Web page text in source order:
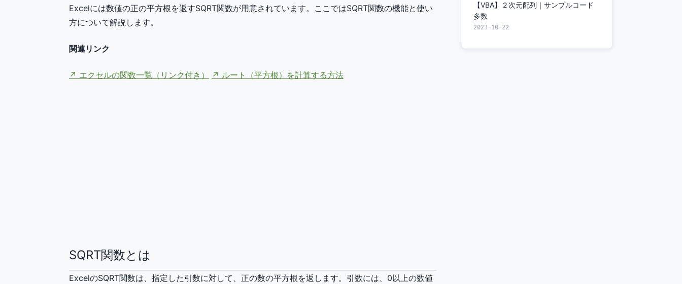
Excelには数値の正の平方根を返すSQRT関数が用意されています。ここではSQRT関数の機能と使い
方について解説します。
関連リンク
エクセルの関数一覧（リンク付き） ルート（平方根）を計算する方法
SQRT関数とは
ExcelのSQRT関数は、指定した引数に対して、正の数の平方根を返します。引数には、0以上の数値
【VBA】２次元配列｜サンプルコード
多数
2023-10-22